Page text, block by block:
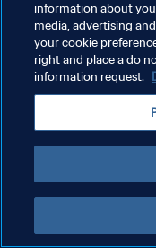
プライバシーポリシー
サービス利用規約
クッキー設定の管理
Copyright © 1994 - 2026 FIFA. All
information about
media, advertising
your cookie
right and place a do
information request.